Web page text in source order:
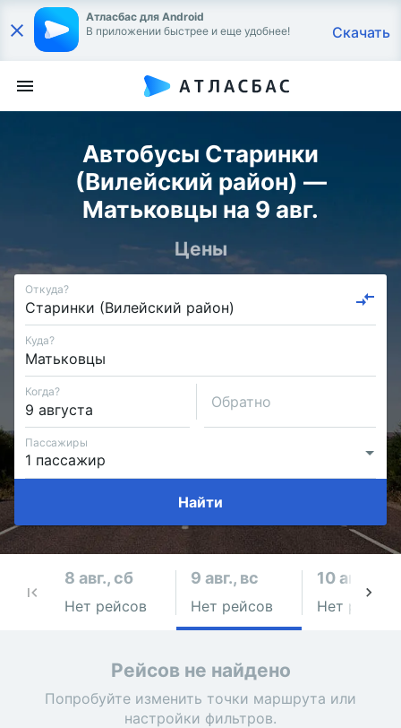
Атласбас для Android
В приложении быстрее и еще удобнее!
Скачать
Автобусы Старинки
(Вилейский район) —
Матьковцы на 9 авг.
Цены
Откуда?
Куда?
Когда?
Обратно
Пассажиры
Найти
8 авг., сб
Нет рейсов
9 авг., вс
Нет рейсов
10 авг., пн
Нет рейсов
Рейсов не найдено
Попробуйте изменить точки маршрута или
настройки фильтров.